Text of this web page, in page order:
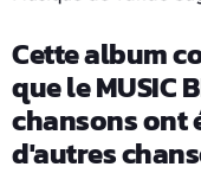
Cette album
que le MUSIC
chansons ont
d'autres